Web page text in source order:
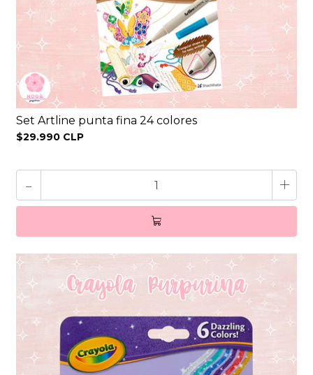
Set Artline punta fina 24 colores
$29.990 CLP
- +